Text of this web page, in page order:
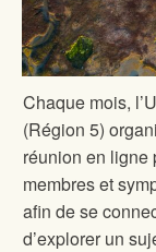
Chaque mois,
(Région 5)
réunion en ligne
membres et
afin de se
d’explorer un